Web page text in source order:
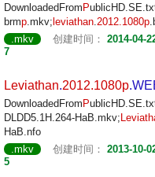
DownloadedFrom P
brmp.mkv; leviathan.2012.1080p
.mkv
创建时间： 2014-04-
7
Leviathan.2012.1080p
DownloadedFrom P
DLDD5.1H.264-HaB.mkv;
HaB.nfo
.mkv
创建时间： 2013-10-
5